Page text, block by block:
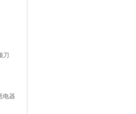
刀
电器